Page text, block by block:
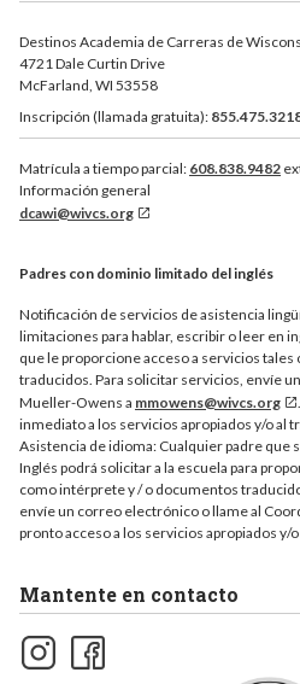
Destinos Academia de Carreras de
4721 Dale Curtin Drive
McFarland, WI 53558
Inscripción (llamada gratuita):
Matrícula a tiempo parcial: 608.838.9482
Información general
dcawi@wivcs.org
Padres con dominio limitado del inglés
Notificación de servicios de asistencia
limitaciones para hablar, escribir o leer en
que le proporcione acceso a servicios
traducidos. Para solicitar servicios, envíe
Mueller-Owens a mmowens@wivcs.org
inmediato a los servicios apropiados y/o al
Asistencia de idioma: Cualquier padre que
Inglés podrá solicitar a la escuela para
como intérprete y / o documentos
envíe un correo electrónico o llame al
pronto acceso a los servicios apropiados y/
Mantente en contacto